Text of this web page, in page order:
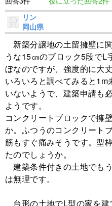
リン
岡山県
新築分譲地の土留擁壁に
うな15㎝のブロック5段でL
ぼなのですが、強度的に大
いろいろと調べてみると
いないようで、建築申請も
ようです。
コンクリートブロックで擁
か。ふつうのコンクリート
筋もすぐ痛みそうです。型
たのでしょうか。
建築条件付きの土地でも
は無理です。
台形の土地でL型の家を